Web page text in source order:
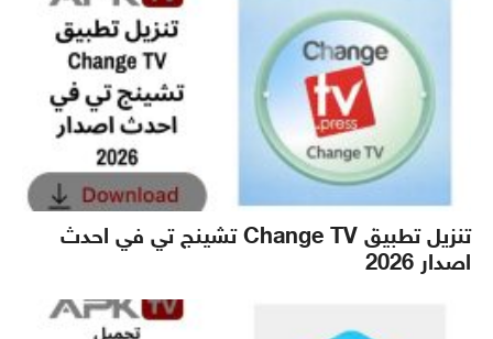
تنزيل تطبيق Change TV تشينج تي في احدث
اصدار 2026